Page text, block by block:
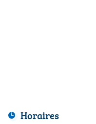
Horaires